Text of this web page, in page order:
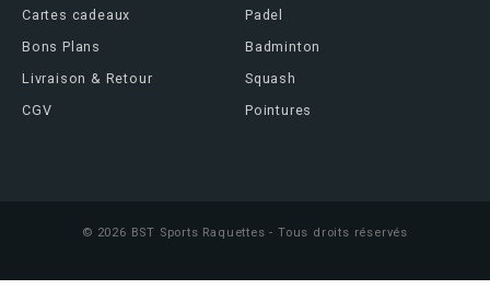
Cartes cadeaux
Bons Plans
Livraison & Retour
CGV
Padel
Badminton
Squash
Pointures
© 2026 BST Sports Raquettes - Tous droits réservés